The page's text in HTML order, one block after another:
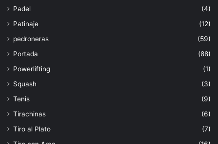
Padel
(4)
Patinaje
(12)
pedroneras
(59)
Portada
(88)
Powerlifting
(1)
Squash
(3)
Tenis
(9)
Tirachinas
(6)
Tiro al Plato
(7)